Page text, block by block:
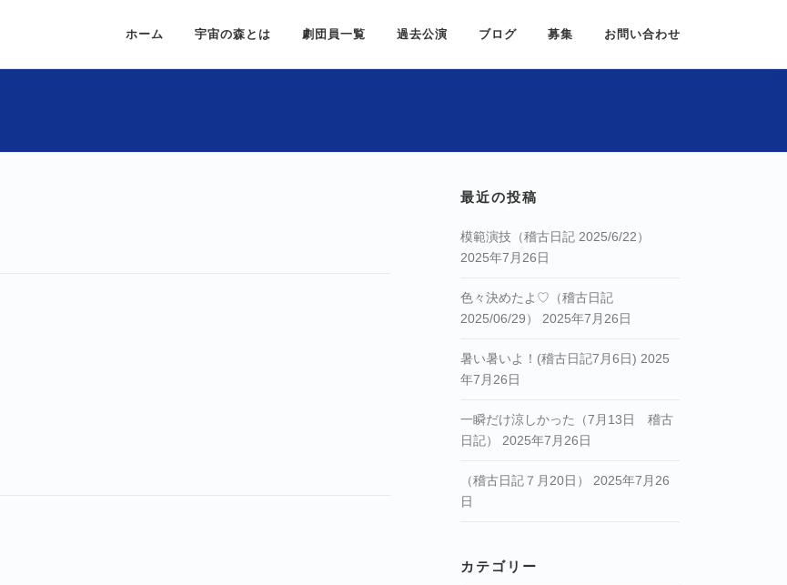
ホーム 宇宙の森とは 劇団員一覧 過去公演 ブログ 募集 お問い合わせ
最近の投稿
模範演技（稽古日記 2025/6/22）
2025年7月26日
色々決めたよ♡（稽古日記
2025/06/29）
2025年7月26日
暑い暑いよ！(稽古日記7月6日) 2025
年7月26日
一瞬だけ涼しかった（7月13日 稽古
日記）
2025年7月26日
（稽古日記７月20日）
2025年7月26
日
カテゴリー